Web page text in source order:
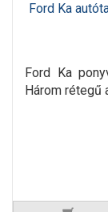
Ford Ka
Ford Ka
Három rétegű